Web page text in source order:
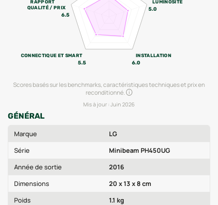
LUMINOSITÉ
5.0
INSTALLATION
6.0
CONNECTIQUE ET SMART
5.5
RAPPORT
QUALITÉ / PRIX
6.5
Scores basés sur les benchmarks, caractéristiques techniques et prix en
reconditionné.
Mis à jour : Juin 2026
GÉNÉRAL
Marque
LG
Série
Minibeam PH450UG
Année de sortie
2016
Dimensions
20 x 13 x 8 cm
Poids
1.1 kg